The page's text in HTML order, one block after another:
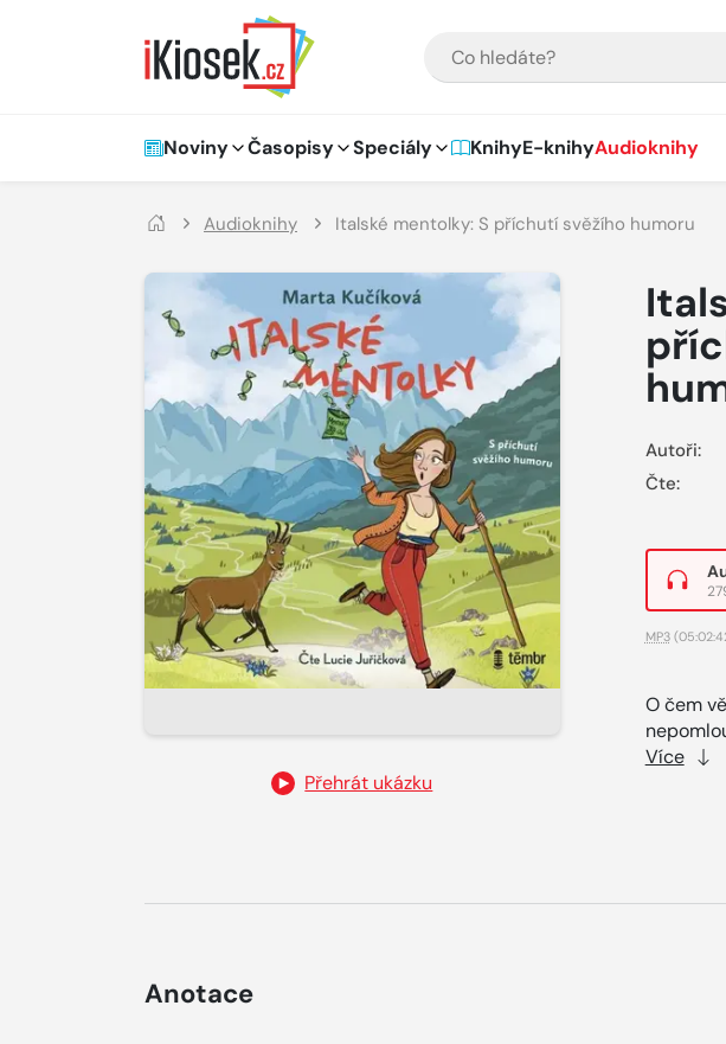
Hlavní navigace
Noviny Časopisy Speciály KnihyE-knihyAudioknihy
Audioknihy Italské mentolky: S příchutí svěžího humoru
Přehrát ukázku
Autoři:
Čte:
MP3
O čem
Více
Anotace